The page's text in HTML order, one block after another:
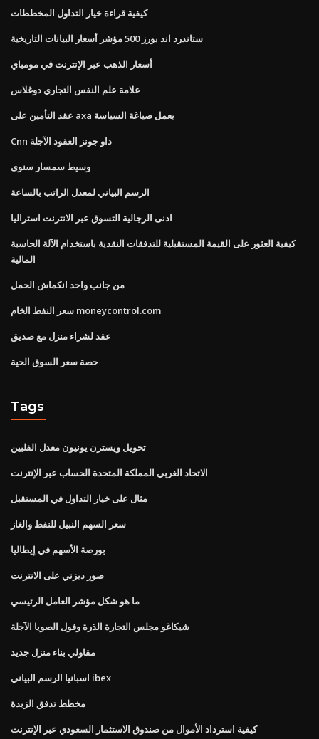
كيفية قراءة خيار التداول المخططات
ستاندرد اند بورز 500 مؤشر أسعار البيانات التاريخية
أسعار الذهب عبر الإنترنت في مومباي
علامة علم النفس التجاري دوغلاس
عقد التأمين على axa يعمل صياغة السياسة
Cnn داو جونز العقود الآجلة
وسيط سمسار سنوى
الرسم البياني لمعدل الراتب بالساعة
ادنى الرجالية التسوق عبر الانترنت استراليا
كيفية العثور على القيمة المستقبلية للتدفقات النقدية باستخدام الآلة الحاسبة
المالية
من جانب واحد انكماش الحمل
سعر النفط الخام moneycontrol.com
عقد لشراء منزل مع صديق
حصة سعر السوق الحية
Tags
تحويل ويسترن يونيون معدل الفلبين
الاتحاد الغربي المملكة المتحدة الحساب عبر الإنترنت
مثال على خيار التداول في المستقبل
سعر السهم النبيل للنفط والغاز
بورصة الأسهم في إيطاليا
صور ديزني على الانترنت
ما هو شكل مؤشر العامل الرئيسي
شيكاغو مجلس التجارة الذرة وفول الصويا الآجلة
مقاولي بناء منزل جديد
اسبانيا الرسم البياني ibex
مخطط تدفق الزبدة
كيفية استرداد الأموال من صندوق الاستثمار السعودي عبر الإنترنت